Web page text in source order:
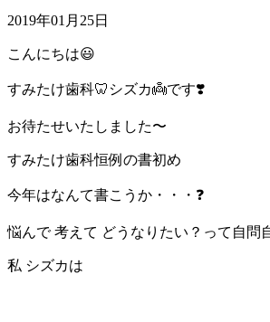
2019年01月25日
こんにちは😃
すみたけ歯科🦷シズカ👼です❣️
お待たせいたしました〜
すみたけ歯科恒例の書初め
今年はなんて書こうか・・・❓
悩んで 考えて どうなりたい？って自問
私 シズカは